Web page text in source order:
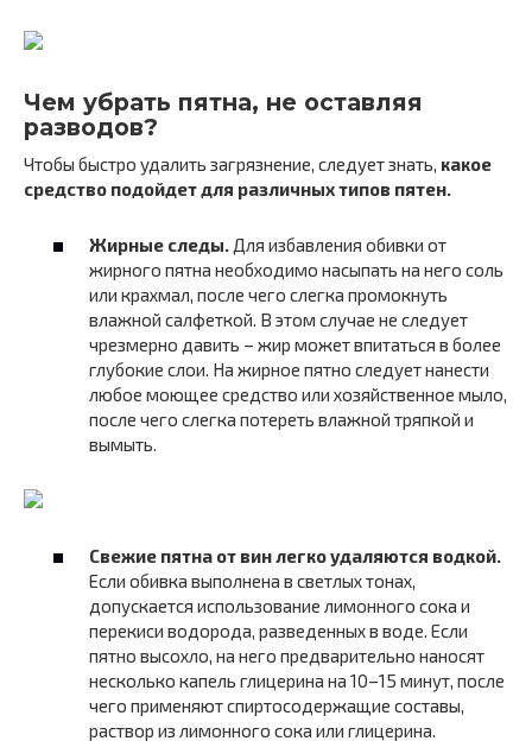
Чем убрать пятна, не оставляя
разводов?
Чтобы быстро удалить загрязнение, следует знать, какое
средство подойдет для различных типов пятен.
Жирные следы. Для избавления обивки от
жирного пятна необходимо насыпать на него соль
или крахмал, после чего слегка промокнуть
влажной салфеткой. В этом случае не следует
чрезмерно давить – жир может впитаться в более
глубокие слои. На жирное пятно следует нанести
любое моющее средство или хозяйственное мыло,
после чего слегка потереть влажной тряпкой и
вымыть.
Свежие пятна от вин легко удаляются водкой.
Если обивка выполнена в светлых тонах,
допускается использование лимонного сока и
перекиси водорода, разведенных в воде. Если
пятно высохло, на него предварительно наносят
несколько капель глицерина на 10–15 минут, после
чего применяют спиртосодержащие составы,
раствор из лимонного сока или глицерина.